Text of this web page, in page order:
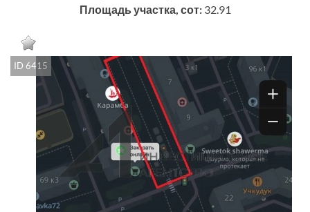
Площадь участка, сот: 32.91
ID 6415